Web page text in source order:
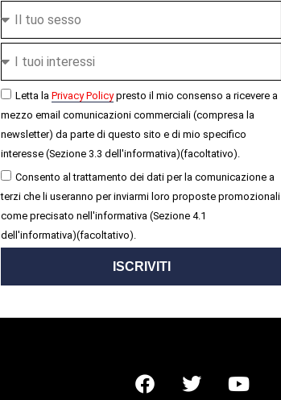
Letta la Privacy Policypresto il mio consenso a ricevere a
mezzo email comunicazioni commerciali (compresa la
newsletter) da parte di questo sito e di mio specifico
interesse (Sezione 3.3 dell'informativa)(facoltativo).
Consento al trattamento dei dati per la comunicazione a
terzi che li useranno per inviarmi loro proposte promozionali
come precisato nell'informativa (Sezione 4.1
dell'informativa)(facoltativo).
ISCRIVITI